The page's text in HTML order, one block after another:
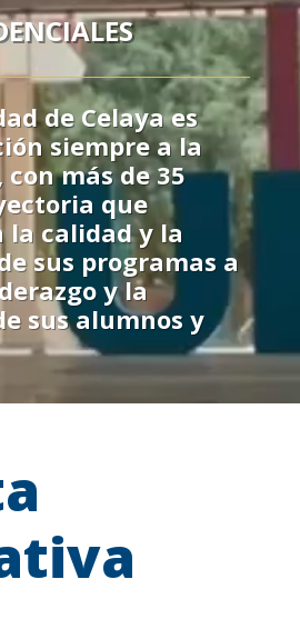
de Celaya es
siempre a la
más de 35
que
la calidad y la
sus programas a
y la
sus alumnos y